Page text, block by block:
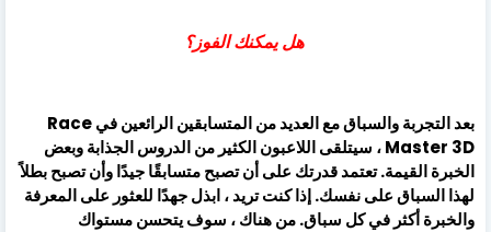
هل يمكنك الفوز؟
بعد التجربة والسباق مع العديد من المتسابقين الرائعين في Race
Master 3D ، سيتلقى اللاعبون الكثير من الدروس الجذابة وبعض
الخبرة القيمة. تعتمد قدرتك على أن تصبح متسابقًا جيدًا وأن تصبح بطلاً
لهذا السباق على نفسك. إذا كنت تريد ، ابذل جهدًا للعثور على المعرفة
والخبرة أكثر في كل سباق. من هناك ، سوف يتحسن مستواك